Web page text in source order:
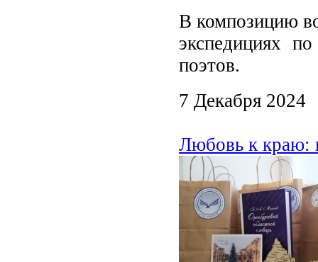
В композицию
экспедициях
поэтов.
7 Декабря 2024
Любовь к краю: